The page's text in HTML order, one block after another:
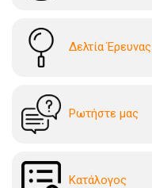
Δελτία Έρευνας
Ρωτήστε μας
Kατάλογoς